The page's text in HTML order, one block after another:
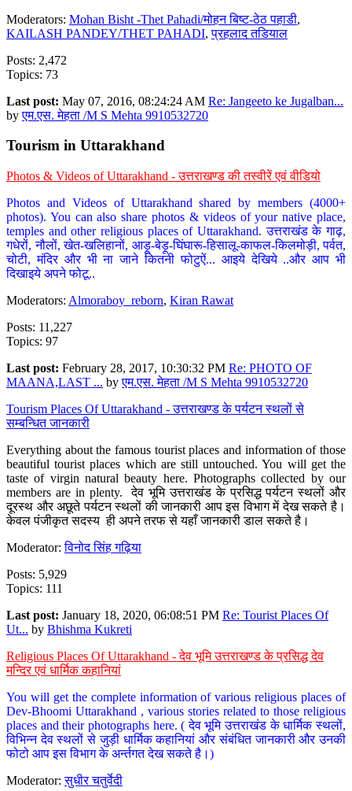
Moderators: Mohan Bisht -Thet Pahadi/मोहन बिष्ट-ठेठ पहाडी,
KAILASH PANDEY/THET PAHADI,प्रहलाद तडियाल
Posts: 2,472
Topics: 73
Last post: May 07, 2016, 08:24:24 AM Re: Jangeeto ke Jugalban...
byएम.एस. मेहता /M S Mehta 9910532720
Tourism in Uttarakhand
Photos & Videos of Uttarakhand - उत्तराखण्ड की तस्वीरें एवं वीडियो
Photos and Videos of Uttarakhand shared by members (4000+
photos). You can also share photos & videos of your native place,
temples and other religious places of Uttarakhand. उत्तराखंड के गाढ़,
गधेरों, नौलों, खेत-खलिहानों, आड़ू-बेड़ू-घिंघारू-हिसालू-काफल-किलमोड़ी, पर्वत,
चोटी, मंदिर और भी ना जाने कितनी फोटुऐं... आइये देखिये ..और आप भी
दिखाइये अपने फोटू..
Moderators: Almoraboy_reborn, Kiran Rawat
Posts: 11,227
Topics: 97
Last post: February 28, 2017, 10:30:32 PM Re: PHOTO OF
MAANA,LAST ... byएम.एस. मेहता /M S Mehta 9910532720
Tourism Places Of Uttarakhand - उत्तराखण्ड के पर्यटन स्थलों से
सम्बन्धित जानकारी
Everything about the famous tourist places and information of those
beautiful tourist places which are still untouched. You will get the
taste of virgin natural beauty here. Photographs collected by our
members are in plenty. देव भूमि उत्तराखंड के प्रसिद्ध पर्यटन स्थलों और
दूरस्थ और अछूते पर्यटन स्थलों की जानकारी आप इस विभाग में देख सकते है।
केवल पंजीकृत सदस्य ही अपने तरफ से यहाँ जानकारी डाल सकते है।
Moderator:विनोद सिंह गढ़िया
Posts: 5,929
Topics: 111
Last post: January 18, 2020, 06:08:51 PM Re: Tourist Places Of
Ut... by Bhishma Kukreti
Religious Places Of Uttarakhand - देव भूमि उत्तराखण्ड के प्रसिद्ध देव
मन्दिर एवं धार्मिक कहानियां
You will get the complete information of various religious places of
Dev-Bhoomi Uttarakhand , various stories related to those religious
places and their photographs here. ( देव भूमि उत्तराखंड के धार्मिक स्थलों,
विभिन्न देव स्थलों से जुड़ी धार्मिक कहानियां और संबंधित जानकारी और उनकी
फोटो आप इस विभाग के अर्न्तगत देख सकते है।)
Moderator:सुधीर चतुर्वेदी